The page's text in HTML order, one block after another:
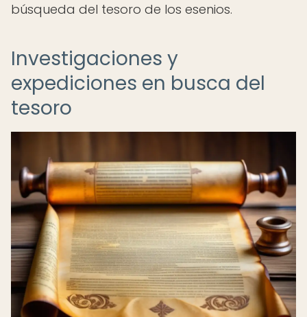
búsqueda del tesoro de los esenios.
Investigaciones y
expediciones en busca del
tesoro